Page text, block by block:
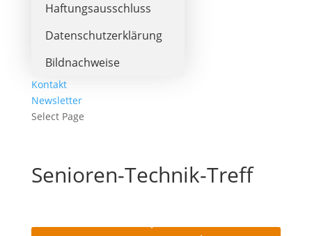
Haftungsausschluss
Datenschutzerklärung
Bildnachweise
Kontakt
Newsletter
Select Page
Senioren-Technik-Treff